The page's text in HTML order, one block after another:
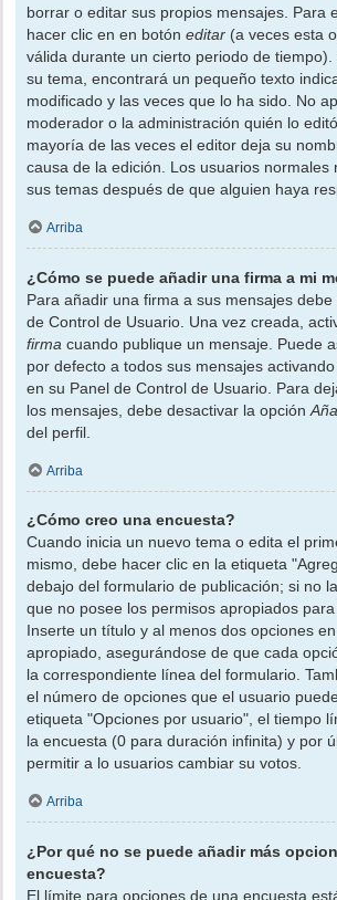
borrar o editar sus propios mensajes. Para
hacer clic en en botón editar (a veces esta
válida durante un cierto periodo de
su tema, encontrará un pequeño texto
modificado y las veces que lo ha sido. No
moderador o la administración quién lo
mayoría de las veces el editor deja su
causa de la edición. Los usuarios normales
sus temas después de que alguien haya
Arriba
¿Cómo se puede añadir una firma a mi
Para añadir una firma a sus mensajes
de Control de Usuario. Una vez creada,
firma cuando publique un mensaje. Puede
por defecto a todos sus mensajes
en su Panel de Control de Usuario. Para
los mensajes, debe desactivar la opción
del perfil.
Arriba
¿Cómo creo una encuesta?
Cuando inicia un nuevo tema o edita el
mismo, debe hacer clic en la etiqueta
debajo del formulario de publicación; si no
que no posee los permisos apropiados
Inserte un título y al menos dos opciones
apropiado, asegurándose de que cada
la correspondiente línea del formulario.
el número de opciones que el usuario
etiqueta "Opciones por usuario", el tiempo
la encuesta (0 para duración infinita) y por
permitir a lo usuarios cambiar su votos.
Arriba
¿Por qué no se puede añadir más
encuesta?
El límite para opciones de una encuesta